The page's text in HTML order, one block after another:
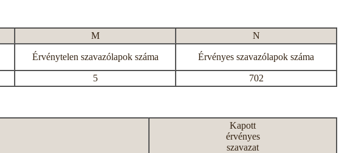
M
N
Érvénytelen szavazólapok száma Érvényes szavazólapok száma
5 702
Kapott
érvényes
szavazat